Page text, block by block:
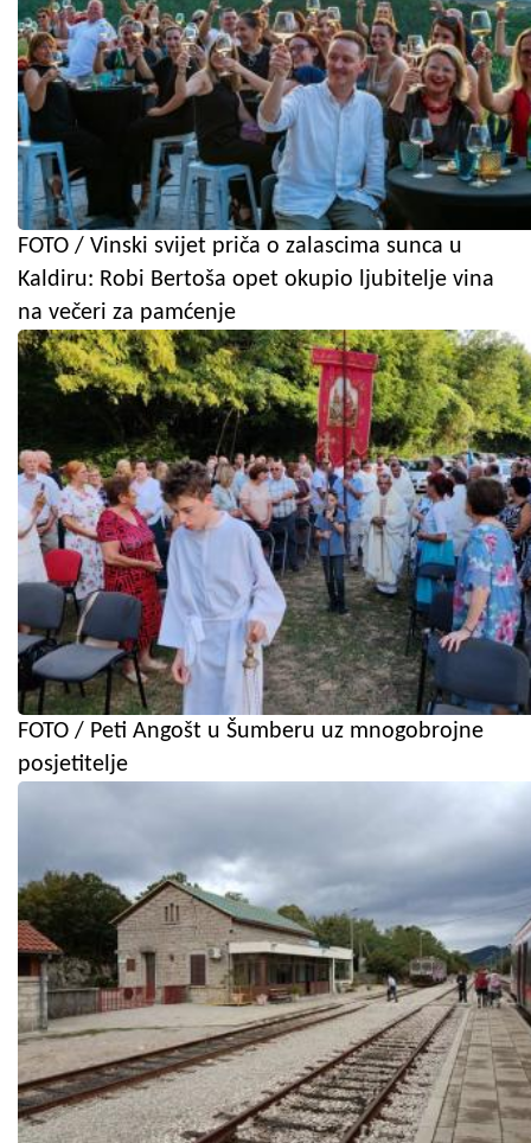
FOTO / Vinski svijet priča o zalascima sunca u
Kaldiru: Robi Bertoša opet okupio ljubitelje vina
na večeri za pamćenje
FOTO / Peti Angošt u Šumberu uz mnogobrojne
posjetitelje